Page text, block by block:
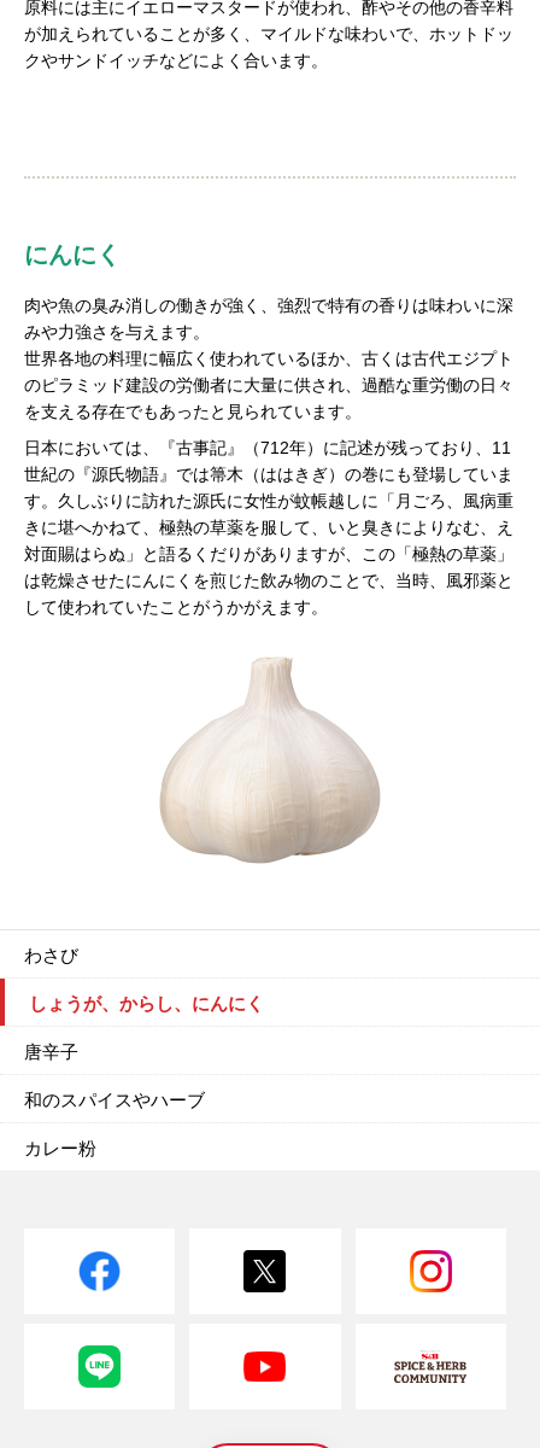
原料には主にイエローマスタードが使われ、酢やその他の香辛料
が加えられていることが多く、マイルドな味わいで、ホットドッ
クやサンドイッチなどによく合います。
にんにく
肉や魚の臭み消しの働きが強く、強烈で特有の香りは味わいに深
みや力強さを与えます。
世界各地の料理に幅広く使われているほか、古くは古代エジプト
のピラミッド建設の労働者に大量に供され、過酷な重労働の日々
を支える存在でもあったと見られています。
日本においては、『古事記』（712年）に記述が残っており、11
世紀の『源氏物語』では箒木（ははきぎ）の巻にも登場していま
す。久しぶりに訪れた源氏に女性が蚊帳越しに「月ごろ、風病重
きに堪へかねて、極熱の草薬を服して、いと臭きによりなむ、え
対面賜はらぬ」と語るくだりがありますが、この「極熱の草薬」
は乾燥させたにんにくを煎じた飲み物のことで、当時、風邪薬と
して使われていたことがうかがえます。
わさび
しょうが、からし、にんにく
唐辛子
和のスパイスやハーブ
カレー粉